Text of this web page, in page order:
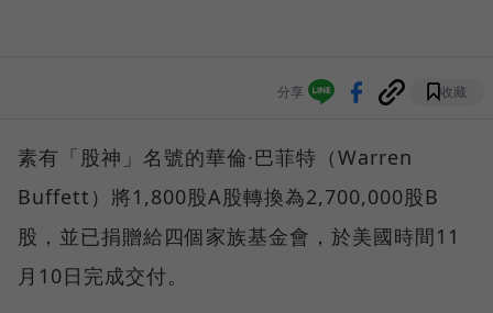
分享 收藏
素有「股神」名號的華倫·巴菲特（Warren
Buffett）將1,800股A股轉換為2,700,000股B
股，並已捐贈給四個家族基金會，於美國時間11
月10日完成交付。